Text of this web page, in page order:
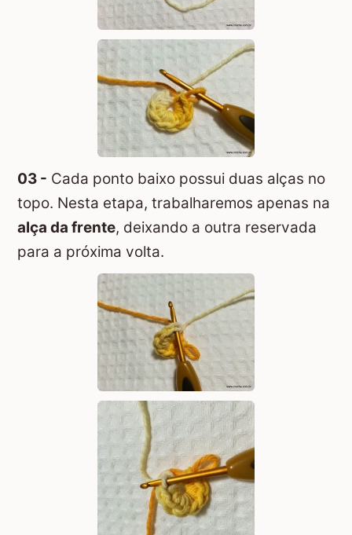
03 - Cada ponto baixo possui duas alças no
topo. Nesta etapa, trabalharemos apenas na
alça da frente, deixando a outra reservada
para a próxima volta.